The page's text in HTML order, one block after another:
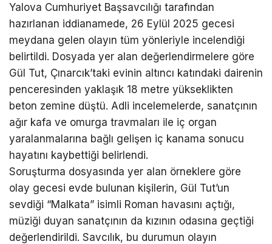
Yalova Cumhuriyet Başsavcılığı tarafından
hazırlanan iddianamede, 26 Eylül 2025 gecesi
meydana gelen olayın tüm yönleriyle incelendiği
belirtildi. Dosyada yer alan değerlendirmelere göre
Gül Tut, Çınarcık’taki evinin altıncı katındaki dairenin
penceresinden yaklaşık 18 metre yükseklikten
beton zemine düştü. Adli incelemelerde, sanatçının
ağır kafa ve omurga travmaları ile iç organ
yaralanmalarına bağlı gelişen iç kanama sonucu
hayatını kaybettiği belirlendi.
Soruşturma dosyasında yer alan örneklere göre
olay gecesi evde bulunan kişilerin, Gül Tut’un
sevdiği “Malkata” isimli Roman havasını açtığı,
müziği duyan sanatçının da kızının odasına geçtiği
değerlendirildi. Savcılık, bu durumun olayın